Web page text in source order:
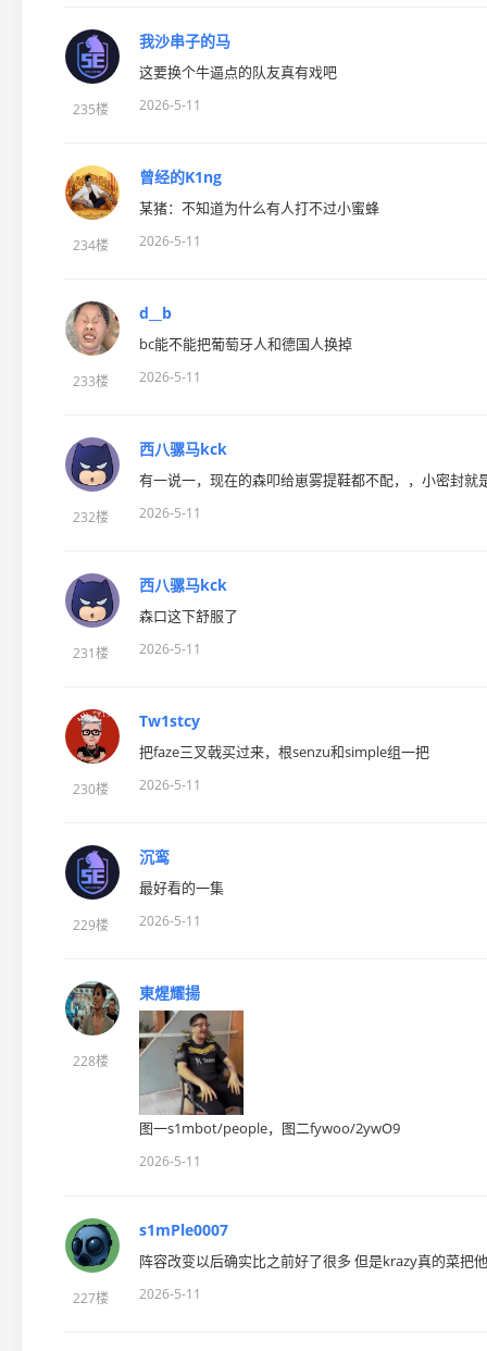
235楼
我沙串子的马
这要换个牛逼点的队友真有戏吧
2026-5-11
234楼
曾经的K1ng
某猪：不知道为什么有人打不过小蜜蜂
2026-5-11
233楼
d__b
bc能不能把葡萄牙人和德国人换掉
2026-5-11
232楼
西八骡马kck
有一说一，现在的森叩给崽雾提鞋都不配，，小密封就
2026-5-11
231楼
西八骡马kck
森口这下舒服了
2026-5-11
230楼
Tw1stcy
把faze三叉戟买过来，根senzu和simple组一把
2026-5-11
229楼
沉鸾
最好看的一集
2026-5-11
228楼
東煋耀揚
图一s1mbot/people，图二fywoo/2ywO9
2026-5-11
227楼
s1mPle0007
阵容改变以后确实比之前好了很多 但是krazy真的菜把
2026-5-11